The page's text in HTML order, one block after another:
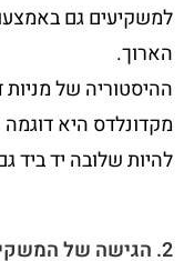
למשקיעים גם
הארוך.
ההיסטוריה של מניות
מקדונלדס היא
להיות שלובה יד ביד
2. הגישה של המשקיעים הפסיביים: